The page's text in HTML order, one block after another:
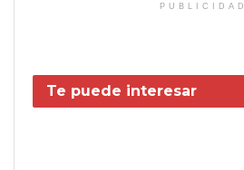
PUBLICIDAD
Te puede interesar